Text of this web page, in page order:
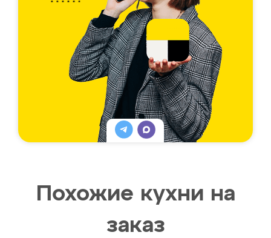
Похожие кухни на
заказ